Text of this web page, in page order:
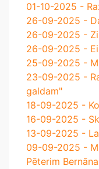
01-10-2025 -
26-09-2025 -
26-09-2025 -
26-09-2025 -
25-09-2025 -
23-09-2025 -
galdam"
18-09-2025 -
16-09-2025 -
13-09-2025 -
09-09-2025 -
Pēterim